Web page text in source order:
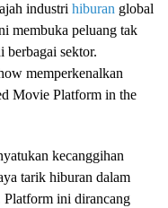
industri hiburan global
membuka peluang tak
berbagai sektor.
memperkenalkan
Movie Platform in the
kecanggihan
tarik hiburan dalam
Platform ini dirancang